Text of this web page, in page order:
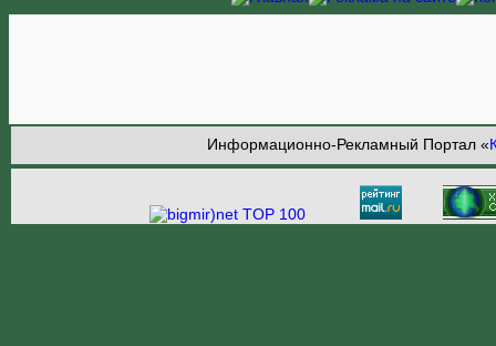
Информационно-Рекламный Портал «